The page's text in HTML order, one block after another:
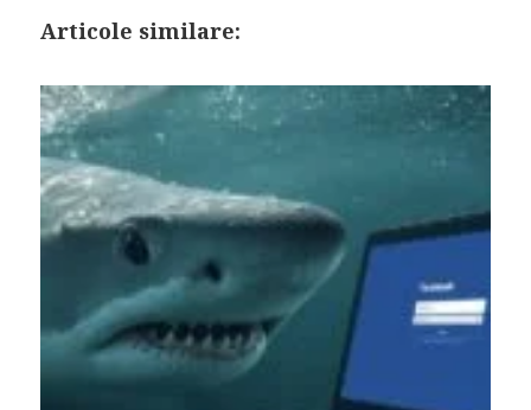
Articole similare: